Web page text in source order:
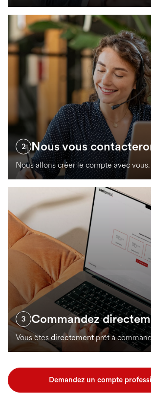
2 Nous vous
Nous allons créer le compte avec vous.
3 Commandez
Vous êtes directementprêt à
Demandez un compte